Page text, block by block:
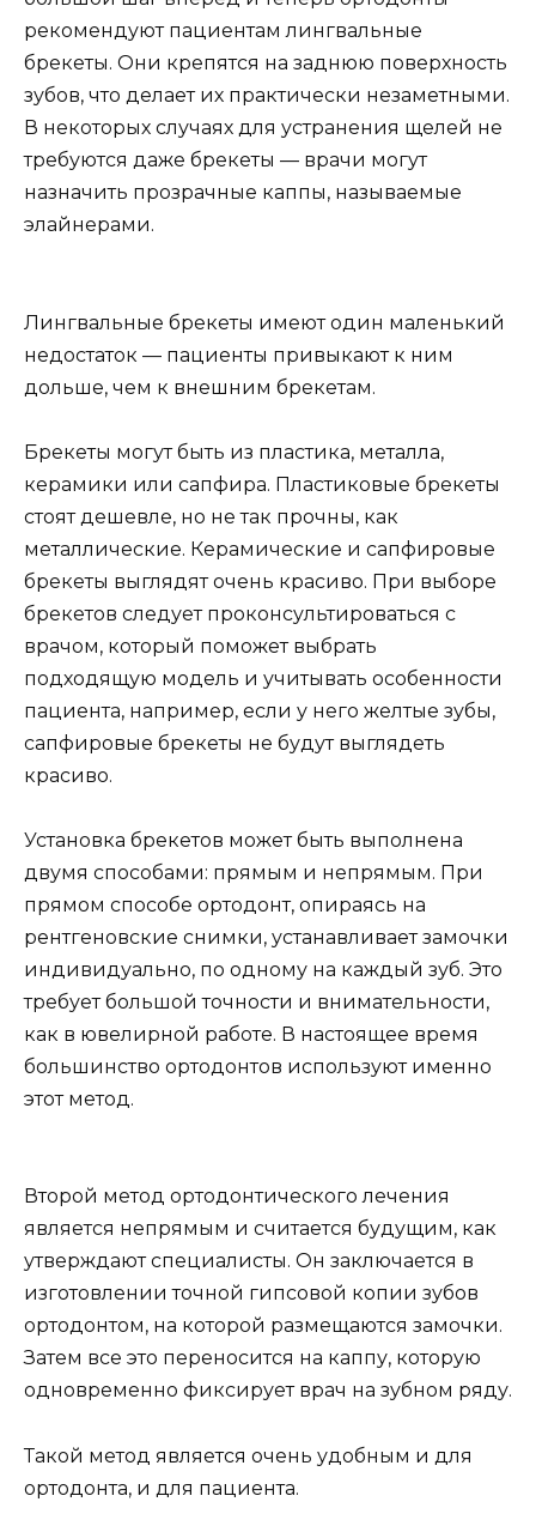
рекомендуют пациентам лингвальные
брекеты. Они крепятся на заднюю поверхность
зубов, что делает их практически незаметными.
В некоторых случаях для устранения щелей не
требуются даже брекеты — врачи могут
назначить прозрачные каппы, называемые
элайнерами.
Лингвальные брекеты имеют один маленький
недостаток — пациенты привыкают к ним
дольше, чем к внешним брекетам.
Брекеты могут быть из пластика, металла,
керамики или сапфира. Пластиковые брекеты
стоят дешевле, но не так прочны, как
металлические. Керамические и сапфировые
брекеты выглядят очень красиво. При выборе
брекетов следует проконсультироваться с
врачом, который поможет выбрать
подходящую модель и учитывать особенности
пациента, например, если у него желтые зубы,
сапфировые брекеты не будут выглядеть
красиво.
Установка брекетов может быть выполнена
двумя способами: прямым и непрямым. При
прямом способе ортодонт, опираясь на
рентгеновские снимки, устанавливает замочки
индивидуально, по одному на каждый зуб. Это
требует большой точности и внимательности,
как в ювелирной работе. В настоящее время
большинство ортодонтов используют именно
этот метод.
Второй метод ортодонтического лечения
является непрямым и считается будущим, как
утверждают специалисты. Он заключается в
изготовлении точной гипсовой копии зубов
ортодонтом, на которой размещаются замочки.
Затем все это переносится на каппу, которую
одновременно фиксирует врач на зубном ряду.
Такой метод является очень удобным и для
ортодонта, и для пациента.